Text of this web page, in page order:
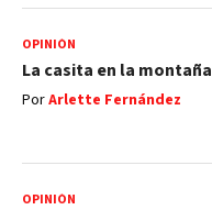
OPINIÓN
La casita en la montaña
PorArlette Fernández
OPINIÓN